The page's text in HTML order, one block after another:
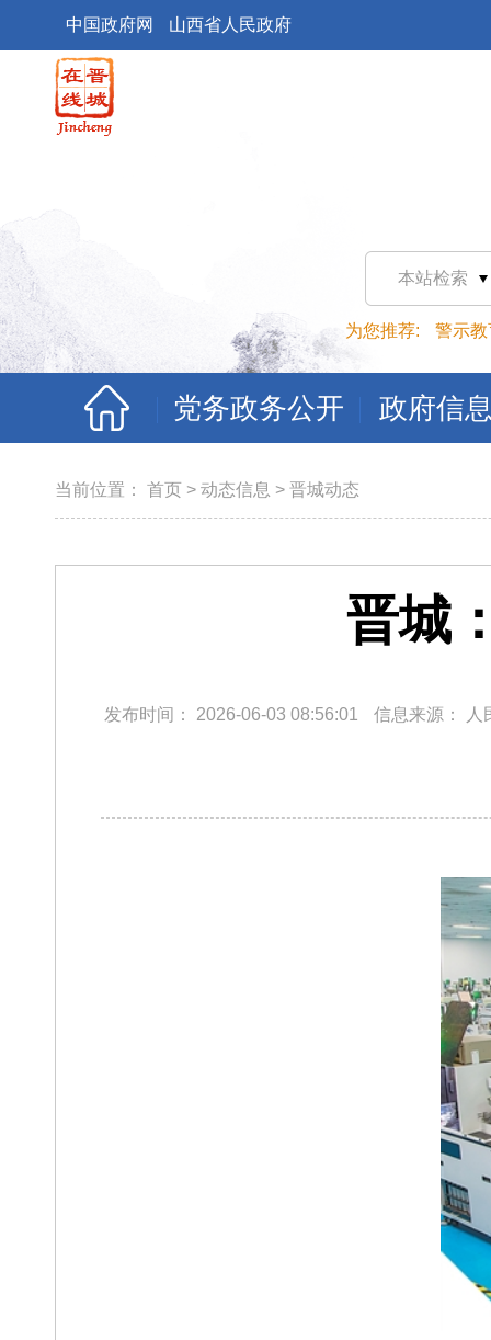
中国政府网 山西省人民政府
本站检索
为您推荐: 警示教
党务政务公开 政府信
当前位置： 首页 > 动态信息 > 晋城动态
晋城
发布时间： 2026-06-03 08:56:01 信息来源： 人